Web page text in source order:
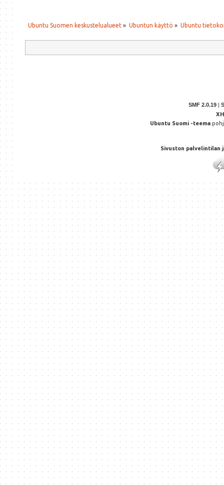
Ubuntu Suomen keskustelualueet » Ubuntun käyttö » Ubuntu
SMF 2.0.19 |
Ubuntu Suomi -teema
Sivuston palvelintilan